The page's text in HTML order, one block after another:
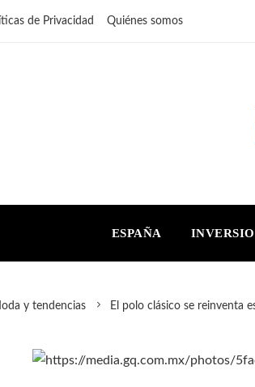
de Privacidad Quiénes somos
ESPAÑA
y tendencias El polo clásico se reinventa